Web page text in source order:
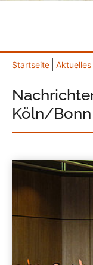
Startseite Aktuelles
Köln/Bonn